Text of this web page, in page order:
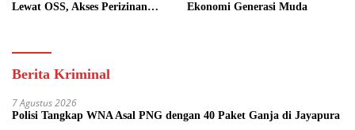
Lewat OSS, Akses Perizinan
Ekonomi Generasi Muda
Berita Kriminal
7 Agustus 2026
Polisi Tangkap WNA Asal PNG dengan 40 Paket Ganja di Jayapura